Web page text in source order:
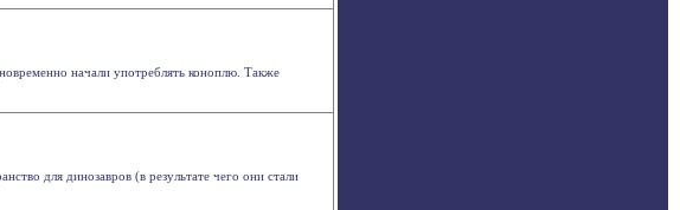
начали употреблять коноплю. Также
для динозавров (в результате чего они стали